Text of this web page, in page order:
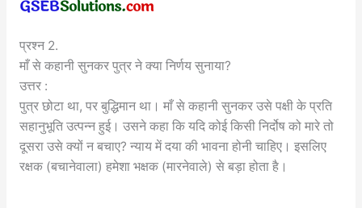
प्रश्न 2.
माँ से कहानी सुनकर पुत्र ने क्या निर्णय सुनाया?
उत्तर :
पुत्र छोटा था, पर बुद्धिमान था। माँ से कहानी सुनकर उसे पक्षी के प्रति
सहानुभूति उत्पन्न हुई। उसने कहा कि यदि कोई किसी निर्दोष को मारे तो
दूसरा उसे क्यों न बचाए? न्याय में दया की भावना होनी चाहिए। इसलिए
रक्षक (बचानेवाला) हमेशा भक्षक (मारनेवाले) से बड़ा होता है।